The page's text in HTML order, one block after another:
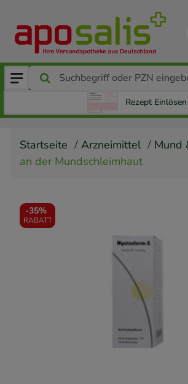
Rezept Einlösen
Startseite Arzneimittel Mund
an der Mundschleimhaut
-35%
RABATT